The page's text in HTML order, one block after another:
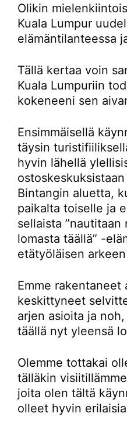
Olikin
Kuala Lumpur
elämäntilanteessa
Tällä kertaa voin
Kuala Lumpuriin
kokeneeni sen
Ensimmäisellä
täysin
hyvin lähellä
Bintangin aluetta,
paikalta toiselle ja
sellaista
lomasta täällä” -
etätyöläisen
Emme rakentaneet
keskittyneet
arjen asioita ja
täällä nyt yleensä
Olemme tottakai
tälläkin
joita olen tältä
olleet hyvin